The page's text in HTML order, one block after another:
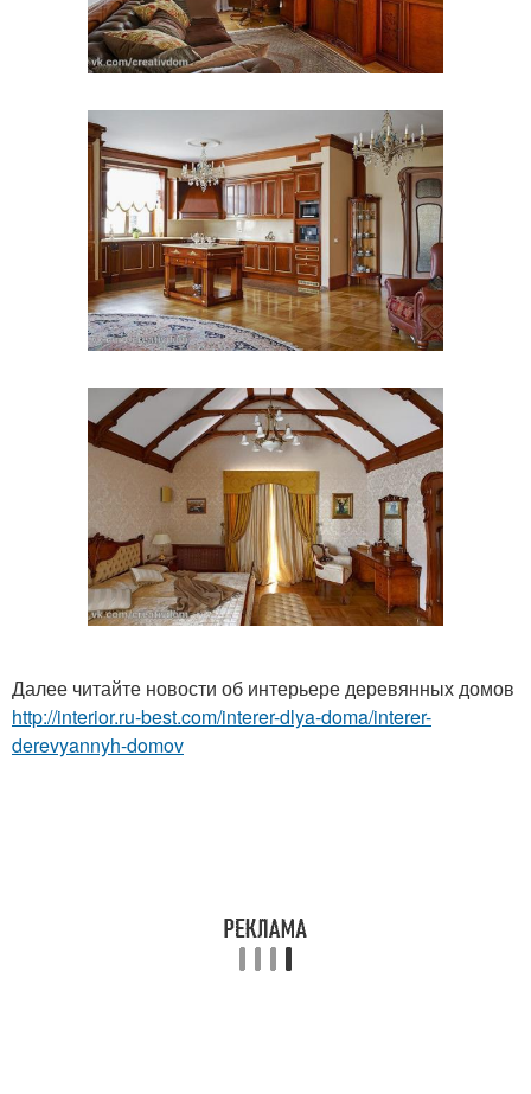
Далее читайте новости об интерьере деревянных домов
http://interior.ru-best.com/interer-dlya-doma/interer-
derevyannyh-domov